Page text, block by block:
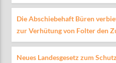
Die Abschiebehaft Büren
zur Verhütung von Folter den
Neues Landesgesetz zum